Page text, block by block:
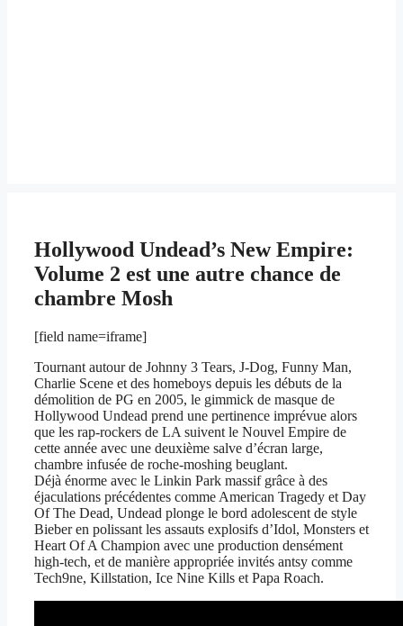
Hollywood Undead’s New Empire:
Volume 2 est une autre chance de
chambre Mosh
[field name=iframe]
Tournant autour de Johnny 3 Tears, J-Dog, Funny Man,
Charlie Scene et des homeboys depuis les débuts de la
démolition de PG en 2005, le gimmick de masque de
Hollywood Undead prend une pertinence imprévue alors
que les rap-rockers de LA suivent le Nouvel Empire de
cette année avec une deuxième salve d’écran large,
chambre infusée de roche-moshing beuglant.
Déjà énorme avec le Linkin Park massif grâce à des
éjaculations précédentes comme American Tragedy et Day
Of The Dead, Undead plonge le bord adolescent de style
Bieber en polissant les assauts explosifs d’Idol, Monsters et
Heart Of A Champion avec une production densément
high-tech, et de manière appropriée invités antsy comme
Tech9ne, Killstation, Ice Nine Kills et Papa Roach.